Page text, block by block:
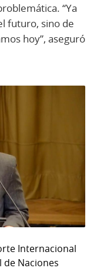
“Ya
futuro, sino de
hoy”, aseguró
Internacional
de Naciones